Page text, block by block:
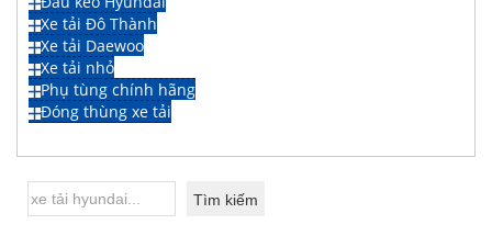
Xe tải Đô Thành
Xe tải Daewoo
Xe tải nhỏ
Phụ tùng chính hãng
Đóng thùng xe tải